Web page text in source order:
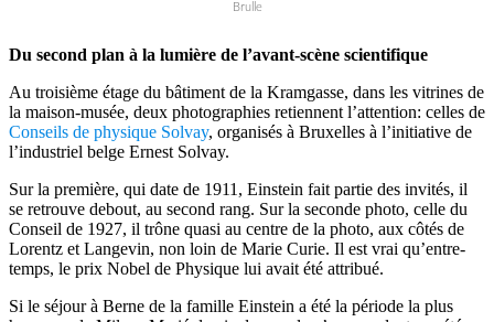
Brulle
Du second plan à la lumière de l’avant-scène scientifique
Au troisième étage du bâtiment de la Kramgasse, dans les vitrines de
la maison-musée, deux photographies retiennent l’attention: celles de
Conseils de physique Solvay, organisés à Bruxelles à l’initiative de
l’industriel belge Ernest Solvay.
Sur la première, qui date de 1911, Einstein fait partie des invités, il
se retrouve debout, au second rang. Sur la seconde photo, celle du
Conseil de 1927, il trône quasi au centre de la photo, aux côtés de
Lorentz et Langevin, non loin de Marie Curie. Il est vrai qu’entre-
temps, le prix Nobel de Physique lui avait été attribué.
Si le séjour à Berne de la famille Einstein a été la période la plus